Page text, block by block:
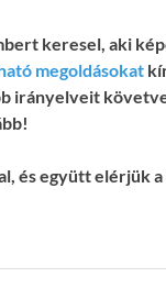
keresel, aki
megoldásokat
irányelveit
és együtt elérjük